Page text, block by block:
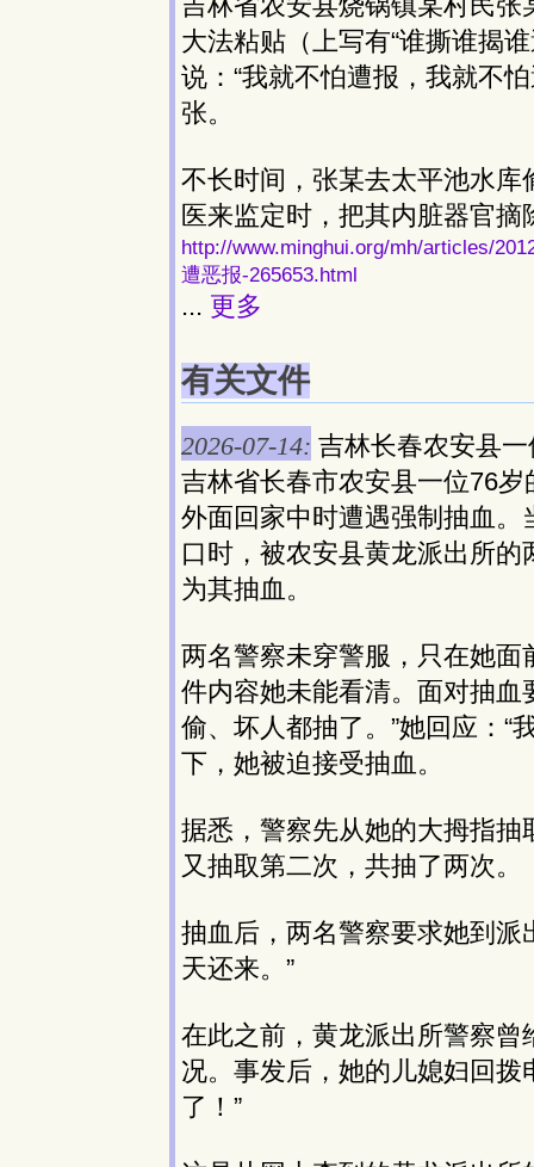
大法粘贴（上写有“谁撕谁揭
说：“我就不怕遭报，我就不
张。
不长时间，张某去太平池水
医来监定时，把其内脏器官摘
http://www.minghui.org/mh/articles/
遭恶报-265653.html
... 更多
有关文件
2026-07-14: 吉林长春农安县
吉林省长春市农安县一位76
外面回家中时遭遇强制抽血
口时，被农安县黄龙派出所
为其抽血。
两名警察未穿警服，只在她
件内容她未能看清。面对抽血
偷、坏人都抽了。”她回应：“
下，她被迫接受抽血。
据悉，警察先从她的大拇指抽
又抽取第二次，共抽了两次。
抽血后，两名警察要求她到派
天还来。”
在此之前，黄龙派出所警察
况。事发后，她的儿媳妇回拨
了！”